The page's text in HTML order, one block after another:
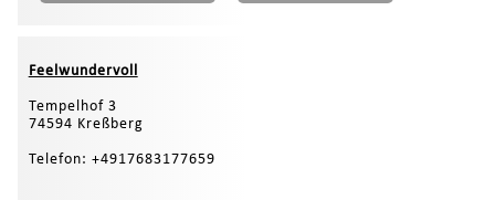
Feelwundervoll
Tempelhof 3
74594 Kreßberg
Telefon: +4917683177659